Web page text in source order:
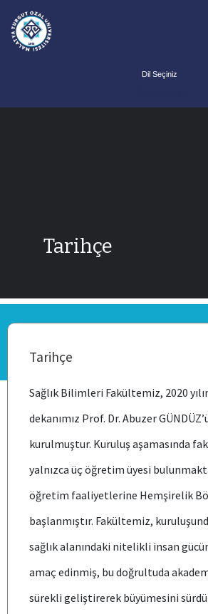
ANA SAYFA
KURUMSAL
PERSONEL
BÖLÜMLER
Tarihçe
Tarihçe
Sağlık Bilimleri Fakültemiz, 2020
dekanımız Prof. Dr. Abuzer
kurulmuştur. Kuruluş aşamasında
yalnızca üç öğretim üyesi
öğretim faaliyetlerine Hemşirelik
başlanmıştır. Fakültemiz,
sağlık alanındaki nitelikli insan
amaç edinmiş, bu doğrultuda
sürekli geliştirerek büyümesini